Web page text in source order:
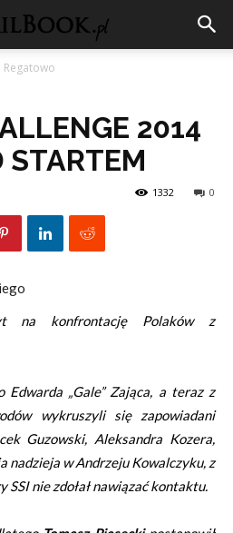
Regatowo
2014
STARTEM
0
1332
na konfrontację Polaków z
Edwarda „Gale” Zająca, a teraz z
wykruszyli się zapowiadani
Guzowski, Aleksandra Kozera,
nadzieja w Andrzeju Kowalczyku, z
nie zdołał nawiązać kontaktu.